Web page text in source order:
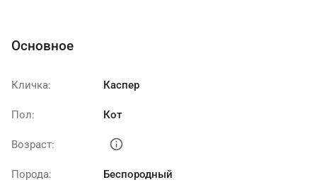
Основное
Кличка: Каспер
Пол: Кот
Возраст: info
Порода: Беспородный